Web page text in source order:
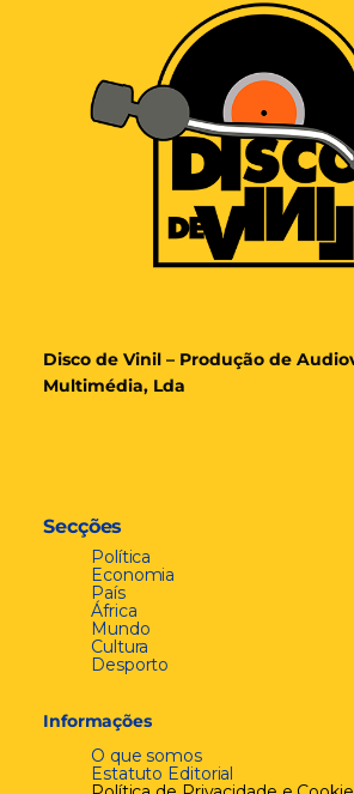
Disco de Vinil – Produção de
Multimédia, Lda
Secções
Política
Economia
País
África
Mundo
Cultura
Desporto
Informações
O que somos
Estatuto Editorial